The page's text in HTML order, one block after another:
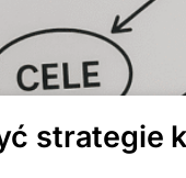
strategie